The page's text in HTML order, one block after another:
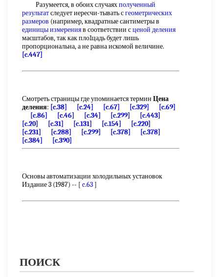
Разумеется, в обоих случаяхполученный
результатследует иересчи-тывать сгеометрических
размеров (например, квадратные сантиметры в
единицы измеренияв соответствии сценой деления
масштабов, так как пло1цадь будет лишь
пропорциональна, а не равна искомой величине.
[c.447]
Смотреть страницы где упоминается термин Цена
деления: [c.38] [c.24] [c.67] [c.329]
[c.69]
[c.86]
[c.46] [c.34] [c.299]
[c.443]
[c.20]
[c.31] [c.131] [c.154]
[c.220]
[c.231]
[c.288] [c.299] [c.378]
[c.378]
[c.384]
[c.390]
Основы автоматизации холодильных установок
Издание 3 (1987) -- [ c.63]
ПОИСК